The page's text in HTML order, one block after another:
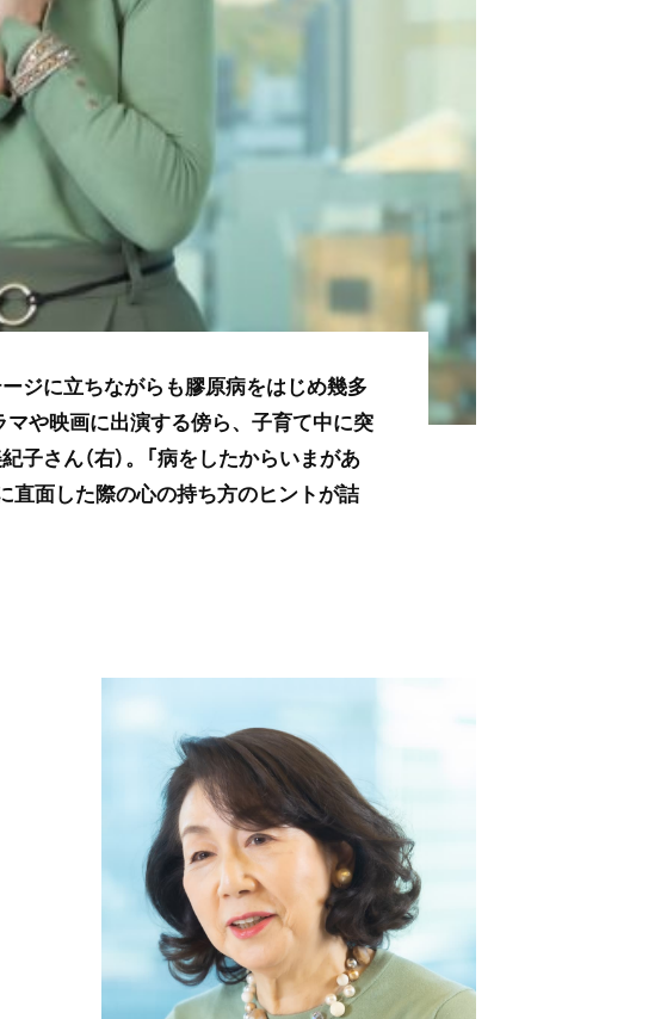
ジに立ちながらも膠原病をはじめ幾多
マや映画に出演する傍ら、子育て中に突
さん（右）。「病をしたからいまがあ
直面した際の心の持ち方のヒントが詰